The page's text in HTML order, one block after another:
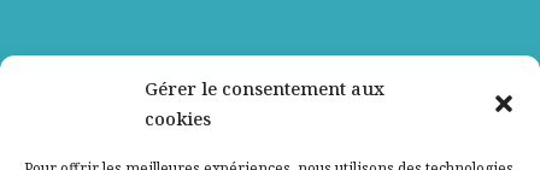
Gérer le consentement aux
cookies
Nos partenaires